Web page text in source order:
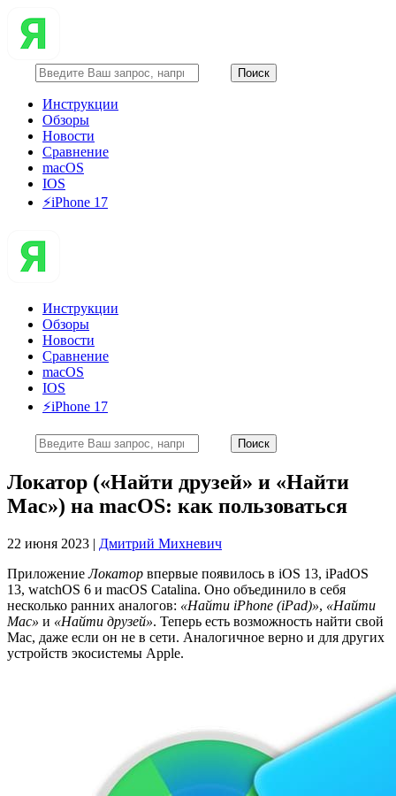
Инструкции
Обзоры
Новости
Сравнение
macOS
IOS
⚡️iPhone 17
Инструкции
Обзоры
Новости
Сравнение
macOS
IOS
⚡️iPhone 17
Локатор («Найти друзей» и «Найти
Mac») на macOS: как пользоваться
22 июня 2023 | Дмитрий Михневич
ПриложениеЛокатор впервые появилось в iOS 13, iPadOS
13, watchOS 6 и macOS Catalina. Оно объединило в себя
несколько ранних аналогов: «Найти iPhone (iPad)», «Найти
Mac» и «Найти друзей». Теперь есть возможность найти свой
Mac, даже если он не в сети. Аналогичное верно и для других
устройств экосистемы Apple.